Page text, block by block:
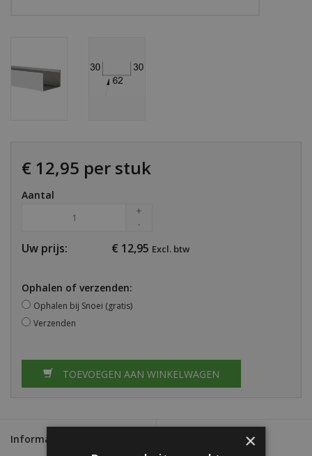
€ 12,95 per stuk
Aantal
+
-
Uw prijs: € 12,95 Excl. btw
Ophalen of verzenden:
Ophalen bij Snoei (gratis)
Verzenden
TOEVOEGEN AAN WINKELWAGEN
Informatie ×